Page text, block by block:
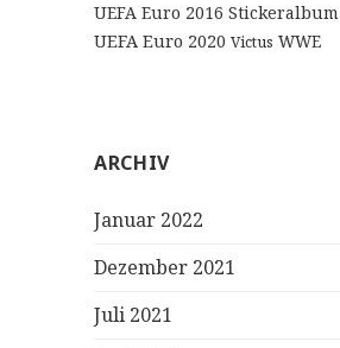
UEFA Euro 2016 Stickeralbum
UEFA Euro 2020 Victus WWE
ARCHIV
Januar 2022
Dezember 2021
Juli 2021